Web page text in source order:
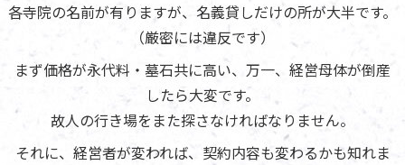
各寺院の名前が有りますが、名義貸しだけの所が大半です。
（厳密には違反です）
まず価格が永代料・墓石共に高い、万一、経営母体が倒産
したら大変です。
故人の行き場をまた探さなければなりません。
それに、経営者が変われば、契約内容も変わるかも知れま